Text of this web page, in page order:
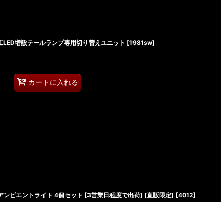
増設テールランプ専用切り替えユニット [1981sw]
カートに入れる
ビエントライト 4個セット [3営業日程度で出荷] [直販限定] [4012]